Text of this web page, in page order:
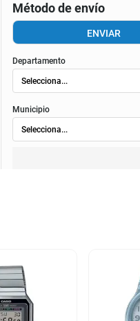
Método de envío
ENVIAR
Departamento
Municipio